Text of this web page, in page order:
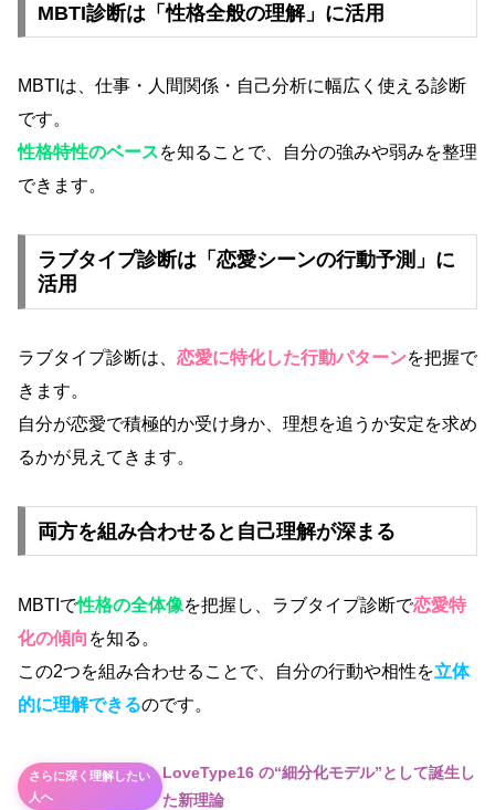
MBTI診断は「性格全般の理解」に活用
MBTIは、仕事・人間関係・自己分析に幅広く使える診断
です。
性格特性のベースを知ることで、自分の強みや弱みを整理
できます。
ラブタイプ診断は「恋愛シーンの行動予測」に
活用
ラブタイプ診断は、 恋愛に特化した行動パターンを把握で
きます。
自分が恋愛で積極的か受け身か、理想を追うか安定を求め
るかが見えてきます。
両方を組み合わせると自己理解が深まる
MBTIで性格の全体像を把握し、ラブタイプ診断で恋愛特
化の傾向 を知る。
この2つを組み合わせることで、自分の行動や相性を立体
的に理解できるのです。
さらに深く理解したい
人へ
LoveType16 の“細分化モデル”として誕生し
た新理論